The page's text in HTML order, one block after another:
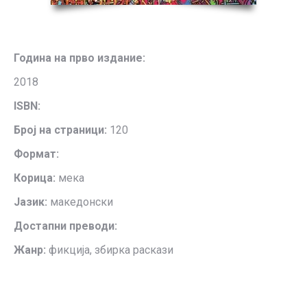
Година на прво издание:
2018
ISBN:
Број на страници: 120
Формат:
Корица: мека
Јазик: македонски
Достапни преводи:
Жанр: фикција, збирка раскази